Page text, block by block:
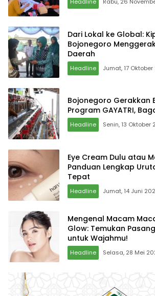
Headline Rabu, 26
Dari Lokal ke Global:
Bojonegoro
Daerah
Headline Jumat, 17
Bojonegoro Gerakkan
Program GAYATRI,
Headline Senin, 13 Oktober
Eye Cream Dulu atau
Panduan Lengkap
Tepat
Headline Jumat, 14 Juni
Mengenal Macam
Glow: Temukan
untuk Wajahmu!
Headline Selasa, 28 Mei